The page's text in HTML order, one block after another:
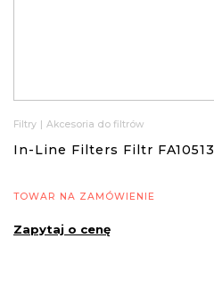
Filtry Akcesoria do filtrów
In-Line Filters Filtr FA10513
TOWAR NA ZAMÓWIENIE
Zapytaj o cenę